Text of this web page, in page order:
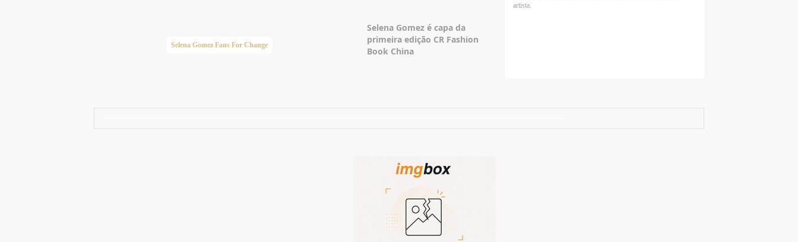
Selena Gomez Fans For Change Taylor Swift Brasil
Selena Gomez é capa da
primeira edição CR Fashion
Book China
artista.